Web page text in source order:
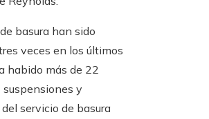
basura han sido
veces en los últimos
habido más de 22
y
servicio de basura